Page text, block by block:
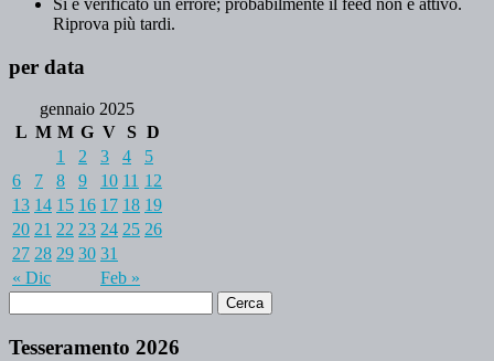
Riprova più tardi.
per data
gennaio 2025
L M M G V S D
« Dic Feb »
1 2 3 4
5
6
7 8 9 10 11 12
13 14 15 16 17 18 19
20 21 22 23 24 25 26
27 28 29 30 31
Tesseramento 2026